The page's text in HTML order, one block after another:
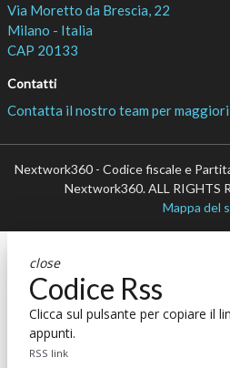
Via Moretto da Brescia, 22
Milano - Italia
CAP 20133
Contatti
Contatta il nostro team per
Nextwork360 - Codice fiscale e
Nextwork360. ALL RIGHTS
Mappa del
close
Codice Rss
Clicca sul pulsante per copiare il
appunti.
RSS link